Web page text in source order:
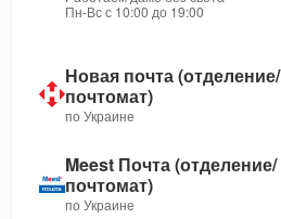
Пн-Вс с 10:00 до 19:00
Новая почта (отделение/
почтомат)
по Украине
Meest Почта (отделение/
почтомат)
по Украине